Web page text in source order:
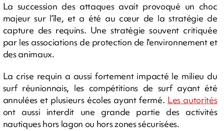
La succession des attaques avait provoqué un choc
majeur sur l’île, et a été au cœur de la stratégie de
capture des requins. Une stratégie souvent critiquée
par les associations de protection de l'environnement et
des animaux.
La crise requin a aussi fortement impacté le milieu du
surf réunionnais, les compétitions de surf ayant été
annulées et plusieurs écoles ayant fermé. Les autorités
ont aussi interdit une grande partie des activités
nautiques hors lagon ou hors zones sécurisées.